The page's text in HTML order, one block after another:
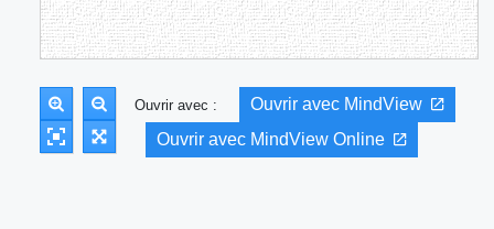
Ouvrir avec :
Ouvrir avec MindView
Ouvrir avec MindView Online